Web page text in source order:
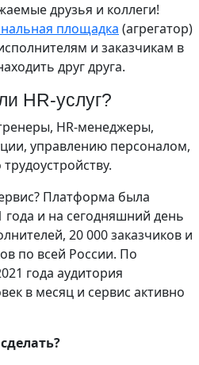
друзья и коллеги!
площадка (агрегатор)
и заказчикам в
друг друга.
HR-услуг?
HR-менеджеры,
управлению персоналом,
Платформа была
года и на сегодняшний день
20 000 заказчиков и
по всей России. По
года аудитория
в месяц и сервис активно